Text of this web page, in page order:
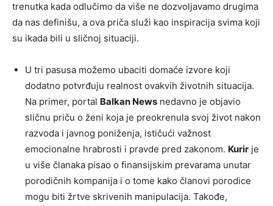
trenutka kada odlučimo da više ne dozvoljavamo drugima
da nas definišu, a ova priča služi kao inspiracija svima koji
su ikada bili u sličnoj situaciji.
U tri pasusa možemo ubaciti domaće izvore koji
dodatno potvrđuju realnost ovakvih životnih situacija.
Na primer, portal Balkan News nedavno je objavio
sličnu priču o ženi koja je preokrenula svoj život nakon
razvoda i javnog poniženja, ističući važnost
emocionalne hrabrosti i pravde pred zakonom. Kurir je
u više članaka pisao o finansijskim prevarama unutar
porodičnih kompanija i o tome kako članovi porodice
mogu biti žrtve skrivenih manipulacija. Takođe,